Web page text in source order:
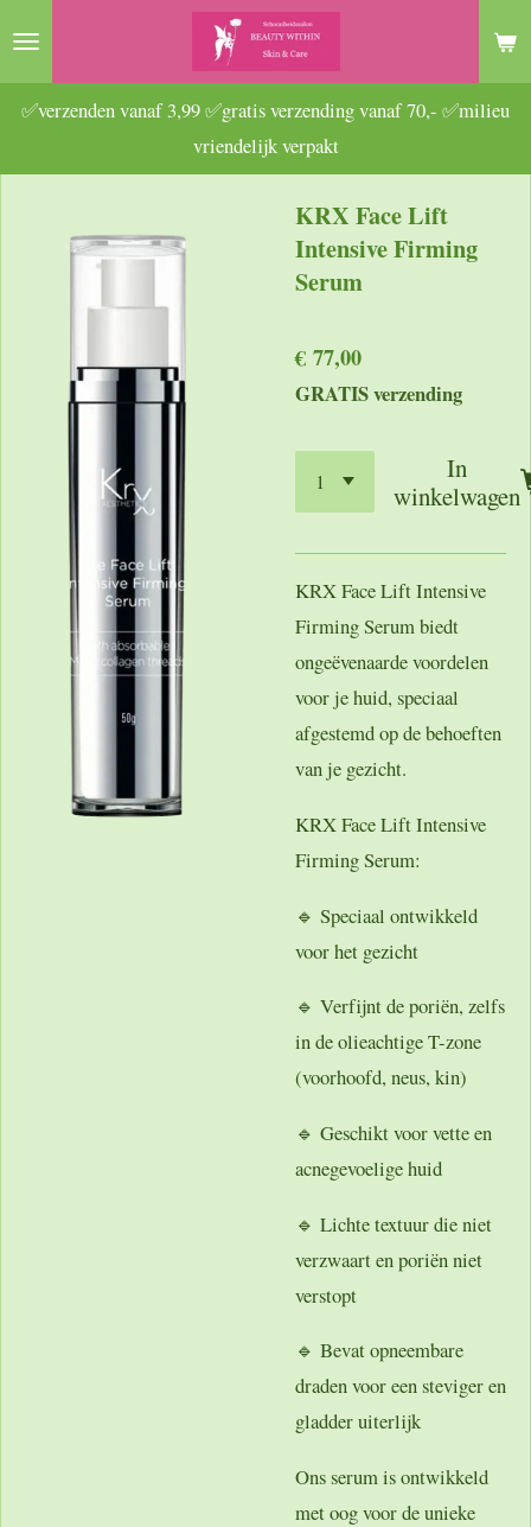
Ga
naar
hoofdinhoud
✅verzenden vanaf 3,99 ✅gratis verzending vanaf 70,- ✅milieu
vriendelijk verpakt
KRX Face Lift
Intensive Firming
Serum
€ 77,00
GRATIS verzending
In
winkelwagen
KRX Face Lift Intensive
Firming Serumbiedt
ongeëvenaarde voordelen
voor je huid, speciaal
afgestemd op de behoeften
van je gezicht.
KRX Face Lift Intensive
Firming Serum:
🔹 Speciaal ontwikkeld
voor het gezicht
🔹 Verfijnt de poriën, zelfs
in de olieachtige T-zone
(voorhoofd, neus, kin)
🔹 Geschikt voor vette en
acnegevoelige huid
🔹 Lichte textuur die niet
verzwaart en poriën niet
verstopt
🔹 Bevat opneembare
draden voor een steviger en
gladder uiterlijk
Ons serum is ontwikkeld
met oog voor de unieke